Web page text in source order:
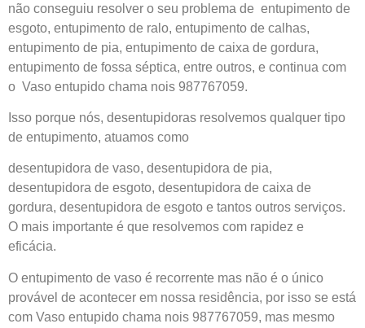
não conseguiu resolver o seu problema de entupimento de
esgoto, entupimento de ralo, entupimento de calhas,
entupimento de pia, entupimento de caixa de gordura,
entupimento de fossa séptica, entre outros, e continua com
o Vaso entupido chama nois 987767059.
Isso porque nós, desentupidoras resolvemos qualquer tipo
de entupimento, atuamos como
desentupidora de vaso, desentupidora de pia,
desentupidora de esgoto, desentupidora de caixa de
gordura, desentupidora de esgoto e tantos outros serviços.
O mais importante é que resolvemos com rapidez e
eficácia.
O entupimento de vaso é recorrente mas não é o único
provável de acontecer em nossa residência, por isso se está
com Vaso entupido chama nois 987767059, mas mesmo